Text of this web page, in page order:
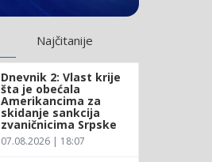
Najčitanije
Dnevnik 2: Vlast krije
šta je obećala
Amerikancima za
skidanje sankcija
zvaničnicima Srpske
07.08.2026 | 18:07